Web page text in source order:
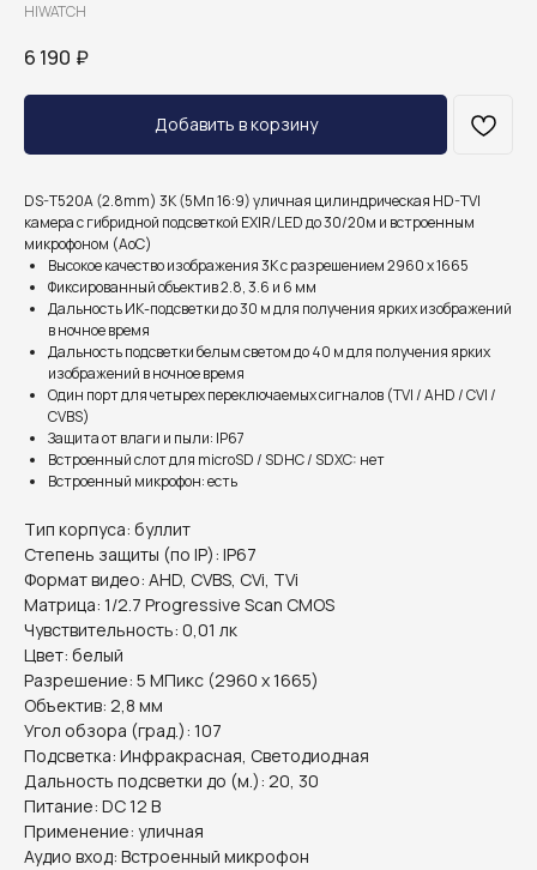
HIWATCH
6 190 ₽
Добавить в корзину
DS-T520A (2.8mm) 3К (5Мп 16:9) уличная цилиндрическая HD-TVI
камера с гибридной подсветкой EXIR/LED до 30/20м и встроенным
микрофоном (AoC)
Высокое качество изображения 3K c разрешением 2960 x 1665
Фиксированный объектив 2.8, 3.6 и 6 мм
Дальность ИК-подсветки до 30 м для получения ярких изображений
в ночное время
Дальность подсветки белым светом до 40 м для получения ярких
изображений в ночное время
Один порт для четырех переключаемых сигналов (TVI / AHD / CVI /
CVBS)
Защита от влаги и пыли: IP67
Встроенный слот для microSD / SDHC / SDXC: нет
Встроенный микрофон: есть
Тип корпуса: буллит
Степень защиты (по IP): IP67
Формат видео: AHD, CVBS, CVi, TVi
Матрица: 1/2.7 Progressive Scan CMOS
Чувствительность: 0,01 лк
Цвет: белый
Разрешение: 5 МПикс (2960 x 1665)
Объектив: 2,8 мм
Угол обзора (град.): 107
Подсветка: Инфракрасная, Светодиодная
Дальность подсветки до (м.): 20, 30
Питание: DC 12 В
Применение: уличная
Аудио вход: Встроенный микрофон